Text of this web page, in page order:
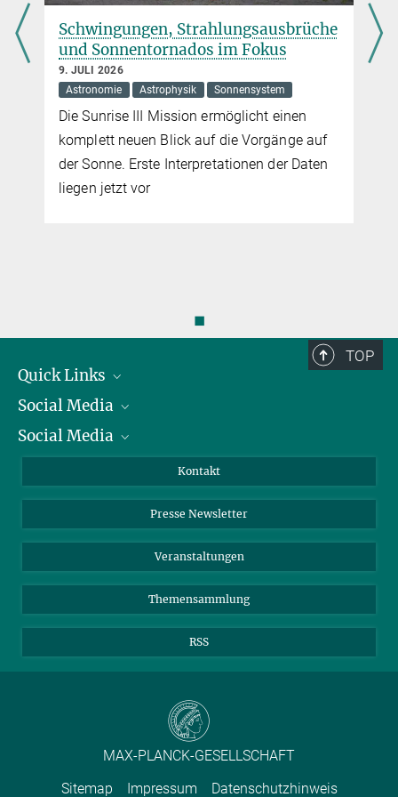
Schwingungen, Strahlungsausbrüche
und Sonnentornados im Fokus
9. JULI 2026
Astronomie
Astrophysik Sonnensystem
Die Sunrise III Mission ermöglicht einen
komplett neuen Blick auf die Vorgänge auf
der Sonne. Erste Interpretationen der Daten
liegen jetzt vor
◼
TOP
Quick Links
Präsident
Zahlen und Fakten
Meldestelle Fehlverhalten
Social Media
Bluesky
Social Media
YouTube
Kontakt
Presse Newsletter
Veranstaltungen
Themensammlung
RSS
MAX-PLANCK-GESELLSCHAFT
Sitemap
Impressum Datenschutzhinweis